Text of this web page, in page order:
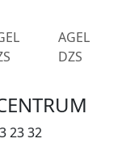
AGEL
DZS
23 32